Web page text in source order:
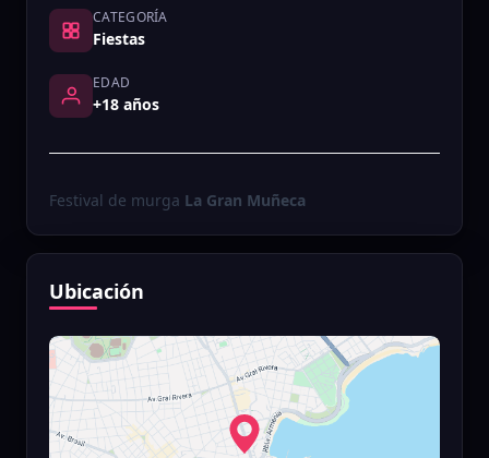
CATEGORÍA
Fiestas
EDAD
+18 años
Festival de murga La Gran Muñeca
Ubicación